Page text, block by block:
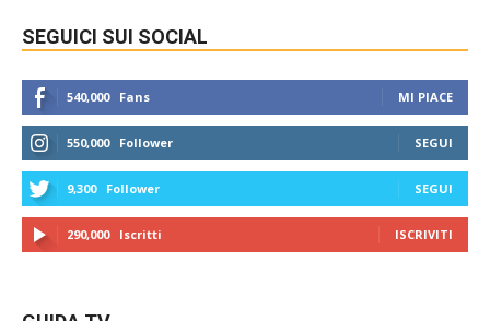
SEGUICI SUI SOCIAL
540,000 Fans MI PIACE
550,000 Follower SEGUI
9,300 Follower SEGUI
290,000 Iscritti ISCRIVITI